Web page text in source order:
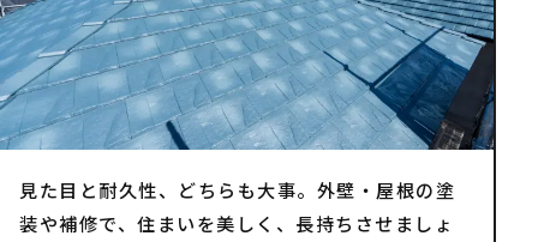
見た目と耐久性、どちらも大事。外壁・屋根の塗
装や補修で、住まいを美しく、長持ちさせましょ